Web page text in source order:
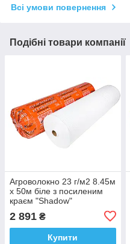
Всі умови повернення
Подібні товари компанії
Агроволокно 23 г/м2 8.45м
х 50м біле з посиленим
краєм "Shadow"
агроволокно для полуниці
2 891 ₴
Купити